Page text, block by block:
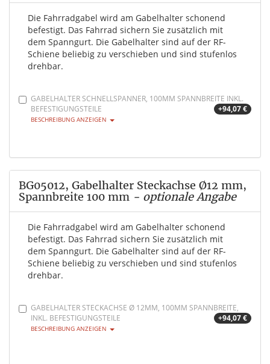
Die Fahrradgabel wird am Gabelhalter schonend
befestigt. Das Fahrrad sichern Sie zusätzlich mit
dem Spanngurt. Die Gabelhalter sind auf der RF-
Schiene beliebig zu verschieben und sind stufenlos
drehbar.
GABELHALTER SCHNELLSPANNER, 100MM SPANNBREITE INKL.
BEFESTIGUNGSTEILE
+94,07 €
BESCHREIBUNG ANZEIGEN
BG05012, Gabelhalter Steckachse Ø12 mm,
Spannbreite 100 mm - optionale Angabe
Die Fahrradgabel wird am Gabelhalter schonend
befestigt. Das Fahrrad sichern Sie zusätzlich mit
dem Spanngurt. Die Gabelhalter sind auf der RF-
Schiene beliebig zu verschieben und sind stufenlos
drehbar.
GABELHALTER STECKACHSE Ø 12MM, 100MM SPANNBREITE,
INKL. BEFESTIGUNGSTEILE
+94,07 €
BESCHREIBUNG ANZEIGEN